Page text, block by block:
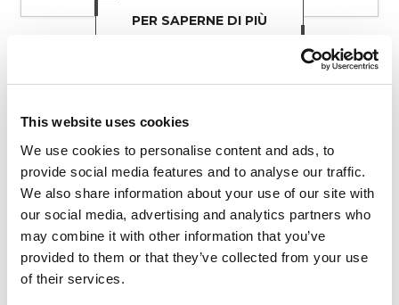
This website uses cookies
We use cookies to personalise content and ads, to
provide social media features and to analyse our traffic.
We also share information about your use of our site with
our social media, advertising and analytics partners who
may combine it with other information that you’ve
provided to them or that they’ve collected from your use
of their services.
PER SAPERNE DI PIÙ